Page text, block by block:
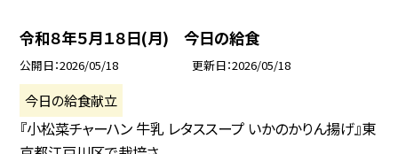
令和８年５月１８日(月) 今日の給食
公開日 2026/05/18 更新日 2026/05/18
今日の給食献立
『小松菜チャーハン 牛乳 レタススープ いかのかりん揚げ』東